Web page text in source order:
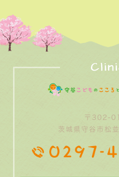
〒302-
茨城県守谷市松